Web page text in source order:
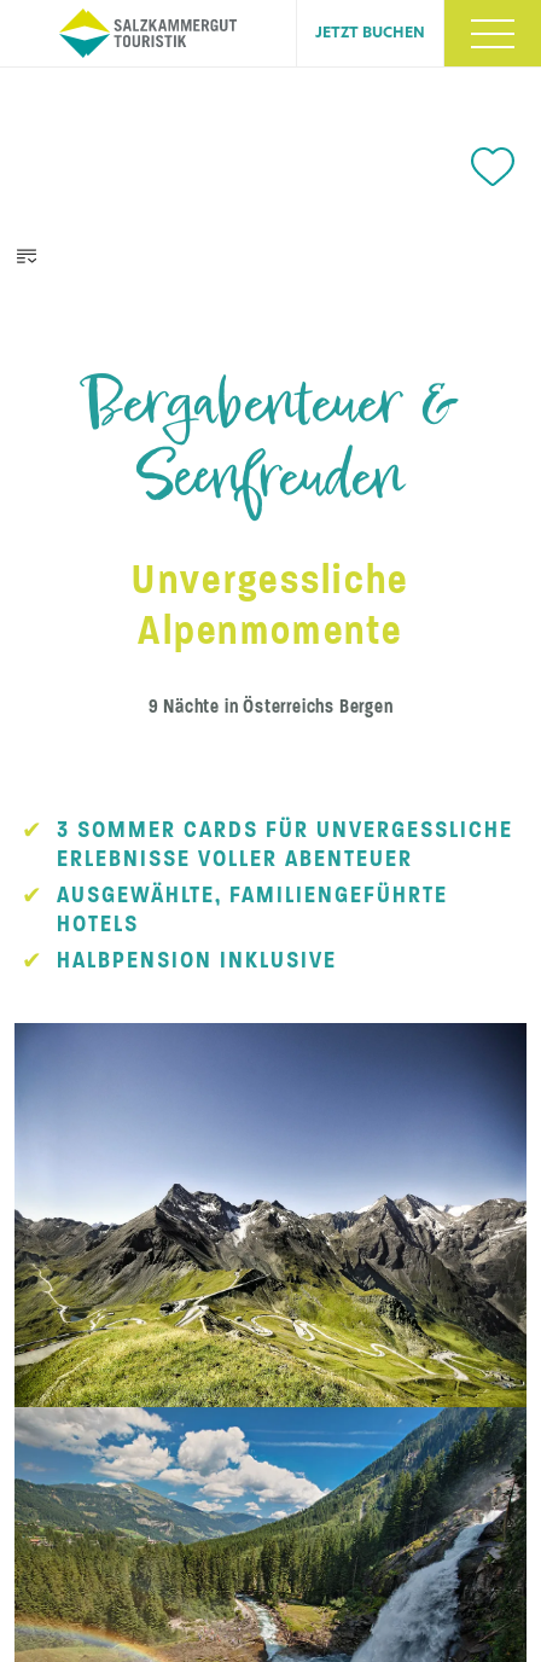
JETZT BUCHEN
Bergabenteuer &
Seenfreuden
Unvergessliche
Alpenmomente
9 Nächte in Österreichs Bergen
3 SOMMER CARDS FÜR UNVERGESSLICHE
ERLEBNISSE VOLLER ABENTEUER
AUSGEWÄHLTE, FAMILIENGEFÜHRTE
HOTELS
HALBPENSION INKLUSIVE